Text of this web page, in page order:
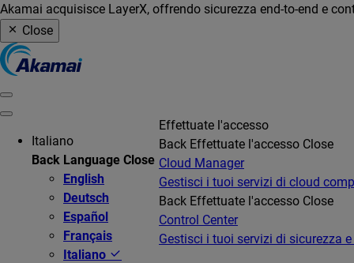
Akamai acquisisce LayerX, offrendo sicurezza end-to-end e
Close
Italiano
Back Language Close
English
Deutsch
Español
Français
Italiano
Effettuate l'accesso
Back Effettuate l'accesso Close
Cloud Manager
Gestisci i tuoi servizi di cloud
Back Effettuate l'accesso Close
Control Center
Gestisci i tuoi servizi di sicurezza